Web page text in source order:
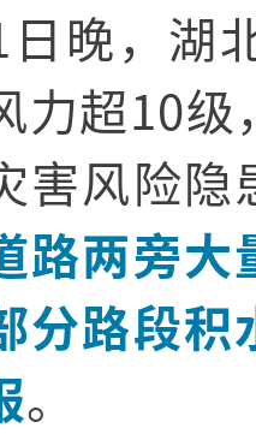
晚，湖
力超10
害风险
路两旁大
分路段
。